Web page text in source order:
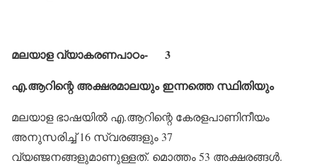
മലയാള വ്യാകരണപാഠം- 3
എ.ആറിന്റെ അക്ഷരമാലയും ഇന്നത്തെ സ്ഥിതിയും
മലയാള ഭാഷയില്‍ എ.ആറിന്റെ കേരളപാണിനീയം
അനുസരിച്ച് 16 സ്വരങ്ങളും 37
വ്യഞ്ജനങ്ങളുമാണുള്ളത്. മൊത്തം 53 അക്ഷരങ്ങള്‍.